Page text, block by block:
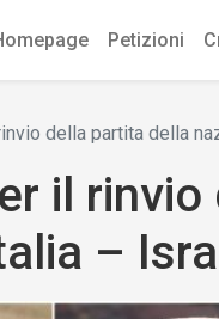
Petizioni
della partita della
il
–